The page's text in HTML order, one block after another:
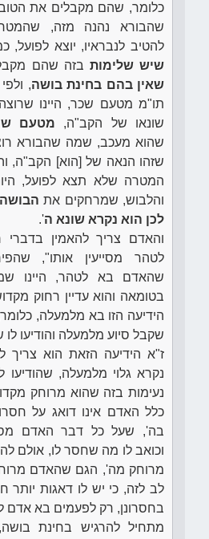
כלומר, שהם מקבלים את הטוב
שהבורא נהנה מזה,
להטיב לנבראיו, יוצא לפועל,
שיש שלימות בזה שהם
שאין בהם בחינת בושה,
תו"מ מטעם שכר, היינו
שונאו של הקב"ה, מטעם
שהוא מעכב, שמה שהבורא
שזהו הנאה של [הוא] הקב"ה,
המטרה שלא תצא לפועל,
והלבוש, שמרחקים את הבושה
לכן הוא נקרא שונא ה'.
והאדם צריך להאמין
לטהר מסייעין אותו",
שהאדם בא לטהר, היינו
בטומאה והוא עדיין רחוק
הידיעה הזו בא מלמעלה,
שקבל סיוע מלמעלה והודיעו
ז"א הידיעה הזאת הוא צריך
נקרא גלוי מלמעלה, שהודיעו
נעימות בזה שהוא מרוחק
כלל האדם אינו דואג על
בה', שעל כל דבר האדם
וכואב לו מה שחסר לו, אולם
מרוחק מה', הגם שהאדם
לב לזה, כי יש לו דאגות יותר
בחסרונן, רק לפעמים בא אדם
מתחיל להרגיש בחינת